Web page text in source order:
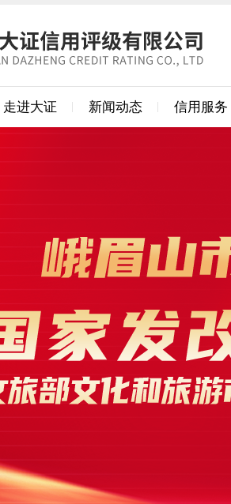
走进大证 新闻动态 信用服务